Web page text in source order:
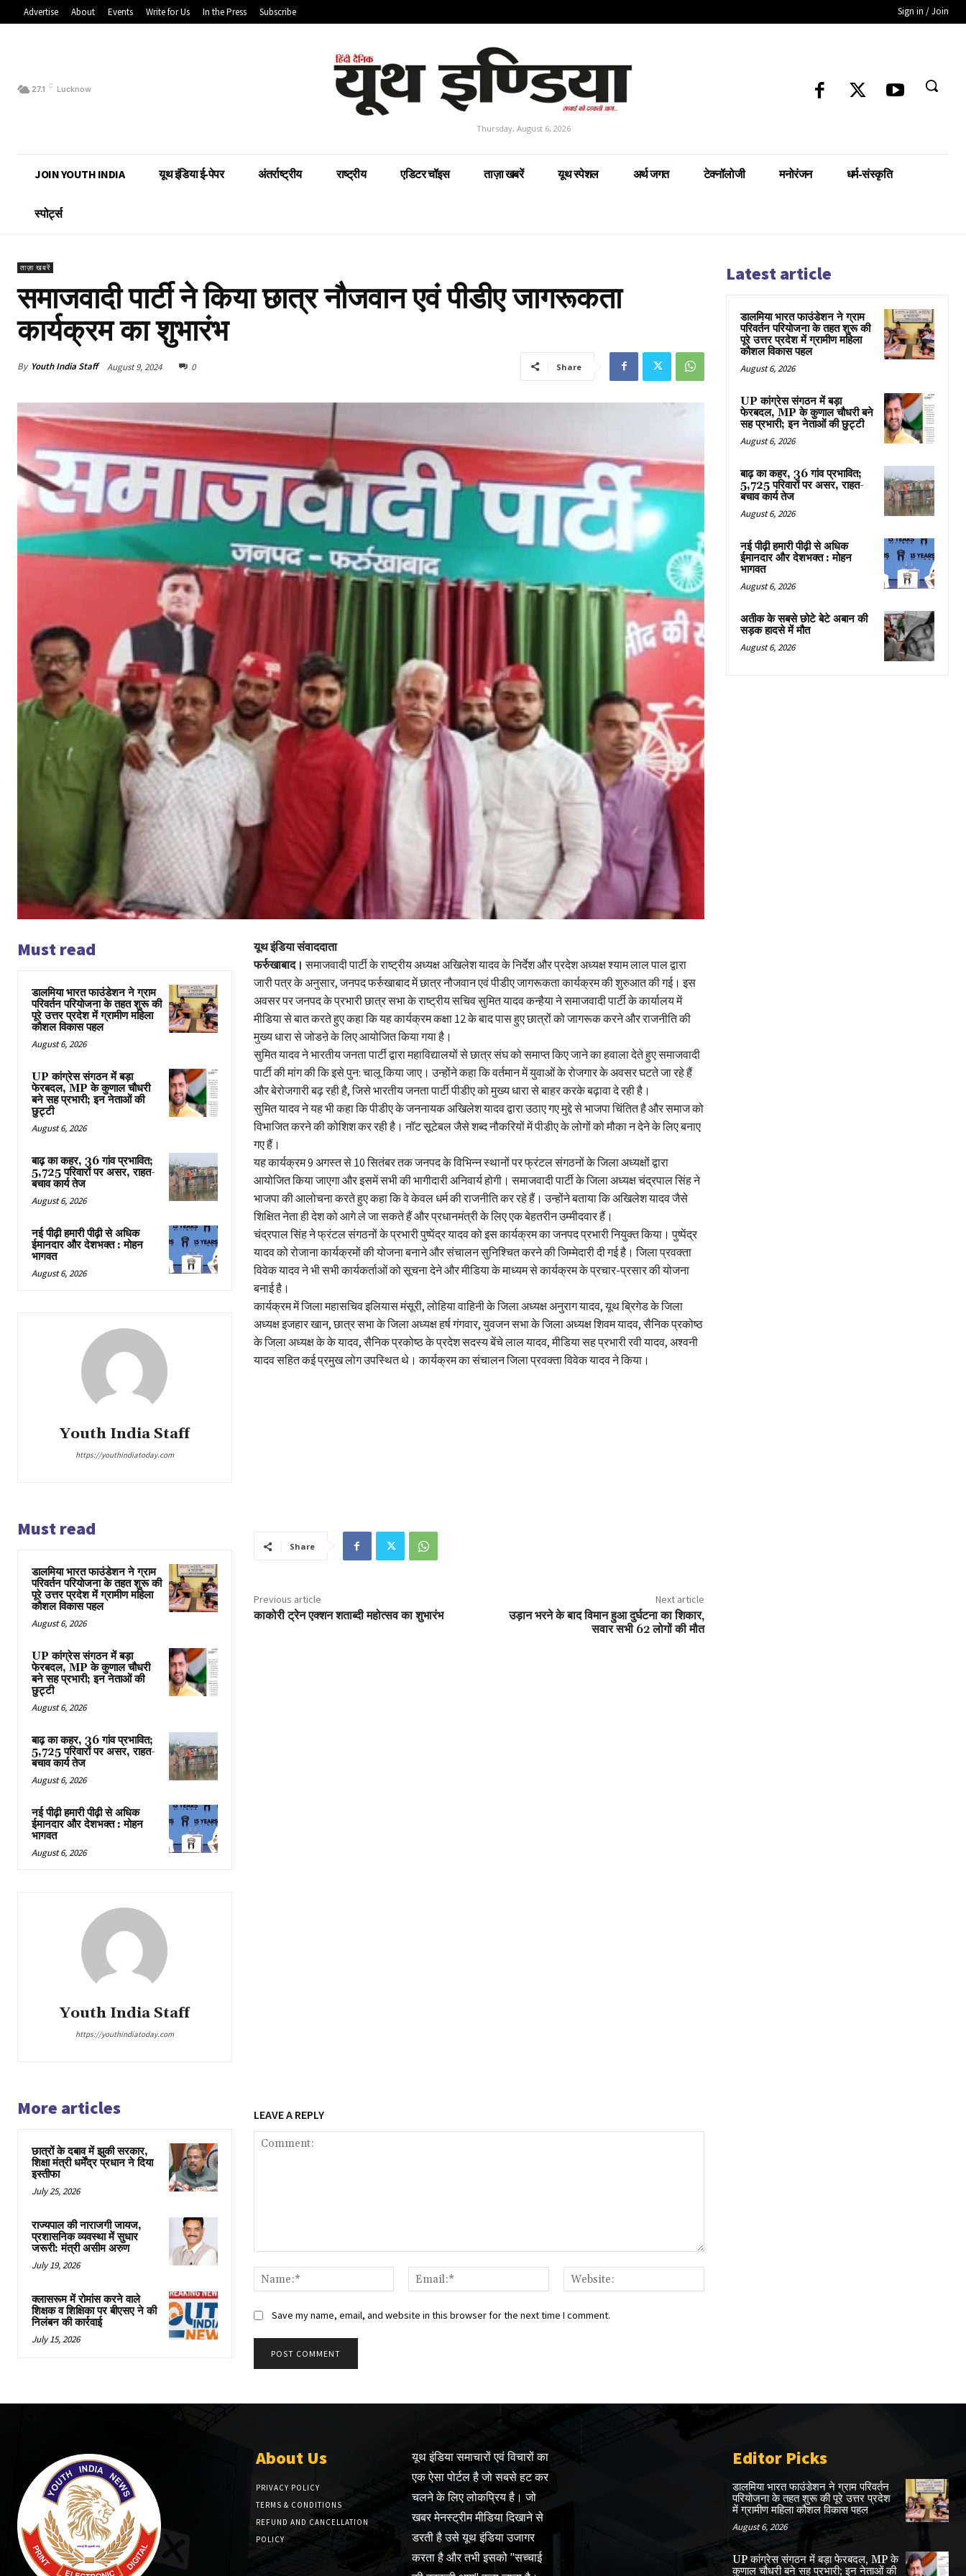
Advertise About Events Write for Us In the Press Subscribe Sign in / Join
27.1 C Lucknow
Thursday, August 6, 2026
JOIN YOUTH INDIA यूथ इंडिया ई-पेपर अंतर्राष्ट्रीय राष्ट्रीय एडिटर चॉइस ताज़ा खबरें यूथ स्पेशल अर्थ जगत टेक्नॉलोजी मनोरंजन धर्म-संस्कृति
स्पोर्ट्स
ताज़ा खबरें
समाजवादी पार्टी ने किया छात्र नौजवान एवं पीडीए जागरूकता
कार्यक्रम का शुभारंभ
By Youth India Staff August 9, 2024 0 Share
Must read
डालमिया भारत फाउंडेशन ने ग्राम
परिवर्तन परियोजना के तहत शुरू की
पूरे उत्तर प्रदेश में ग्रामीण महिला
कौशल विकास पहल
August 6, 2026
UP कांग्रेस संगठन में बड़ा
फेरबदल, MP के कुणाल चौधरी
बने सह प्रभारी; इन नेताओं की
छुट्टी
August 6, 2026
बाढ़ का कहर, 36 गांव प्रभावित;
5,725 परिवारों पर असर, राहत-
बचाव कार्य तेज
August 6, 2026
नई पीढ़ी हमारी पीढ़ी से अधिक
ईमानदार और देशभक्त : मोहन
भागवत
August 6, 2026
Youth India Staff
https://youthindiatoday.com
यूथ इंडिया संवाददाता
फर्रुखाबाद। समाजवादी पार्टी के राष्ट्रीय अध्यक्ष अखिलेश यादव के निर्देश और प्रदेश अध्यक्ष श्याम लाल पाल द्वारा
जारी पत्र के अनुसार, जनपद फर्रुखाबाद में छात्र नौजवान एवं पीडीए जागरूकता कार्यक्रम की शुरुआत की गई। इस
अवसर पर जनपद के प्रभारी छात्र सभा के राष्ट्रीय सचिव सुमित यादव कन्हैया ने समाजवादी पार्टी के कार्यालय में
मीडिया से बात करते हुए कहा कि यह कार्यक्रम कक्षा 12 के बाद पास हुए छात्रों को जागरूक करने और राजनीति की
मुख्य धारा से जोडऩे के लिए आयोजित किया गया है।
सुमित यादव ने भारतीय जनता पार्टी द्वारा महाविद्यालयों से छात्र संघ को समाप्त किए जाने का हवाला देते हुए समाजवादी
पार्टी की मांग की कि इसे पुन: चालू किया जाए। उन्होंने कहा कि वर्तमान में युवाओं के रोजगार के अवसर घटते जा रहे हैं
और बेरोजगारी बढ़ रही है, जिसे भारतीय जनता पार्टी पीडीए को मुख्य धारा से बाहर करके बढ़ावा दे रही है।
सुमित यादव ने यह भी कहा कि पीडीए के जननायक अखिलेश यादव द्वारा उठाए गए मुद्दे से भाजपा चिंतित है और समाज को
विभाजित करने की कोशिश कर रही है। नॉट सूटेबल जैसे शब्द नौकरियों में पीडीए के लोगों को मौका न देने के लिए बनाए
गए हैं।
यह कार्यक्रम 9 अगस्त से 10 सितंबर तक जनपद के विभिन्न स्थानों पर फ्रंटल संगठनों के जिला अध्यक्षों द्वारा
आयोजित किया जाएगा और इसमें सभी की भागीदारी अनिवार्य होगी। समाजवादी पार्टी के जिला अध्यक्ष चंद्रपाल सिंह ने
भाजपा की आलोचना करते हुए कहा कि वे केवल धर्म की राजनीति कर रहे हैं। उन्होंने बताया कि अखिलेश यादव जैसे
शिक्षित नेता ही देश को आगे ले जा सकते हैं और प्रधानमंत्री के लिए एक बेहतरीन उम्मीदवार हैं।
चंद्रपाल सिंह ने फ्रंटल संगठनों के प्रभारी पुष्पेंद्र यादव को इस कार्यक्रम का जनपद प्रभारी नियुक्त किया। पुष्पेंद्र
यादव को रोजाना कार्यक्रमों की योजना बनाने और संचालन सुनिश्चित करने की जिम्मेदारी दी गई है। जिला प्रवक्ता
विवेक यादव ने भी सभी कार्यकर्ताओं को सूचना देने और मीडिया के माध्यम से कार्यक्रम के प्रचार-प्रसार की योजना
बनाई है।
कार्यक्रम में जिला महासचिव इलियास मंसूरी, लोहिया वाहिनी के जिला अध्यक्ष अनुराग यादव, यूथ ब्रिगेड के जिला
अध्यक्ष इजहार खान, छात्र सभा के जिला अध्यक्ष हर्ष गंगवार, युवजन सभा के जिला अध्यक्ष शिवम यादव, सैनिक प्रकोष्ठ
के जिला अध्यक्ष के के यादव, सैनिक प्रकोष्ठ के प्रदेश सदस्य बेंचे लाल यादव, मीडिया सह प्रभारी रवी यादव, अश्वनी
यादव सहित कई प्रमुख लोग उपस्थित थे। कार्यक्रम का संचालन जिला प्रवक्ता विवेक यादव ने किया।
Must read
डालमिया भारत फाउंडेशन ने ग्राम
परिवर्तन परियोजना के तहत शुरू की
पूरे उत्तर प्रदेश में ग्रामीण महिला
कौशल विकास पहल
August 6, 2026
UP कांग्रेस संगठन में बड़ा
फेरबदल, MP के कुणाल चौधरी
बने सह प्रभारी; इन नेताओं की
छुट्टी
August 6, 2026
बाढ़ का कहर, 36 गांव प्रभावित;
5,725 परिवारों पर असर, राहत-
बचाव कार्य तेज
August 6, 2026
नई पीढ़ी हमारी पीढ़ी से अधिक
ईमानदार और देशभक्त : मोहन
भागवत
August 6, 2026
Youth India Staff
https://youthindiatoday.com
Share
Previous article
काकोरी ट्रेन एक्शन शताब्दी महोत्सव का शुभारंभ
Next article
उड़ान भरने के बाद विमान हुआ दुर्घटना का शिकार,
सवार सभी 62 लोगों की मौत
More articles
छात्रों के दबाव में झुकी सरकार,
शिक्षा मंत्री धर्मेंद्र प्रधान ने दिया
इस्तीफा
July 25, 2026
राज्यपाल की नाराजगी जायज,
प्रशासनिक व्यवस्था में सुधार
जरूरी: मंत्री असीम अरुण
July 19, 2026
क्लासरूम में रोमांस करने वाले
शिक्षक व शिक्षिका पर बीएसए ने की
निलंबन की कार्रवाई
July 15, 2026
LEAVE A REPLY
Name:*
Email:*
Save my name, email, and website in this browser for the next time I comment.
Latest article
डालमिया भारत फाउंडेशन ने ग्राम
परिवर्तन परियोजना के तहत शुरू की
पूरे उत्तर प्रदेश में ग्रामीण महिला
कौशल विकास पहल
August 6, 2026
UP कांग्रेस संगठन में बड़ा
फेरबदल, MP के कुणाल चौधरी बने
सह प्रभारी; इन नेताओं की छुट्टी
August 6, 2026
बाढ़ का कहर, 36 गांव प्रभावित;
5,725 परिवारों पर असर, राहत-
बचाव कार्य तेज
August 6, 2026
नई पीढ़ी हमारी पीढ़ी से अधिक
ईमानदार और देशभक्त : मोहन
भागवत
August 6, 2026
अतीक के सबसे छोटे बेटे अबान की
सड़क हादसे में मौत
August 6, 2026
About Us
PRIVACY POLICY
TERMS & CONDITIONS
REFUND AND CANCELLATION
POLICY
यूथ इंडिया समाचारों एवं विचारों का
एक ऐसा पोर्टल है जो सबसे हट कर
चलने के लिए लोकप्रिय है। जो
खबर मेनस्ट्रीम मीडिया दिखाने से
डरती है उसे यूथ इंडिया उजागर
करता है और तभी इसको "सच्चाई
Editor Picks
डालमिया भारत फाउंडेशन ने ग्राम परिवर्तन
परियोजना के तहत शुरू की पूरे उत्तर प्रदेश
में ग्रामीण महिला कौशल विकास पहल
August 6, 2026
UP कांग्रेस संगठन में बड़ा फेरबदल, MP के
कुणाल चौधरी बने सह प्रभारी; इन नेताओं की